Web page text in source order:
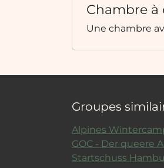
Chambre à
Une chambre
Groupes
Alpines
GOC - Der queere
Startschuss